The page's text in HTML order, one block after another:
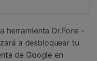
herramienta Dr.Fone -
a desbloquear tu
de Google en